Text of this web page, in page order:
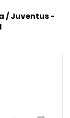
/ Juventus -